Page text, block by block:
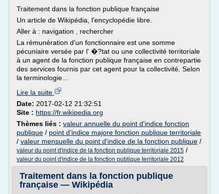
Traitement dans la fonction publique française
Un article de Wikipédia, l'encyclopédie libre.
Aller à : navigation , rechercher
La rémunération d'un fonctionnaire est une somme
pécuniaire versée par l' �?tat ou une collectivité territoriale
à un agent de la fonction publique française en contrepartie
des services fournis par cet agent pour la collectivité. Selon
la terminologie...
Lire la suite
Date: 2017-02-12 21:32:51
Site : https://fr.wikipedia.org
Thèmes liés : valeur annuelle du point d'indice fonction
publique / point d'indice majore fonction publique territoriale
/ valeur mensuelle du point d'indice de la fonction publique /
valeur du point d'indice de la fonction publique territoriale 2015 /
valeur du point d'indice de la fonction publique territoriale 2012
Traitement dans la fonction publique
française — Wikipédia